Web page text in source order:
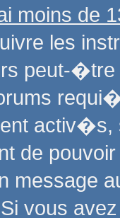
moins de
les
peut-
de
vous